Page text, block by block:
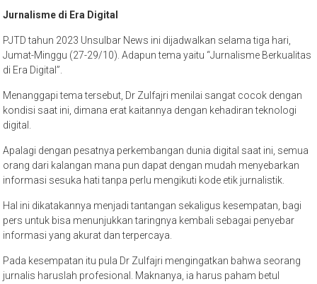
Jurnalisme di Era Digital
PJTD tahun 2023 Unsulbar News ini dijadwalkan selama tiga hari,
Jumat-Minggu (27-29/10). Adapun tema yaitu “Jurnalisme Berkualitas
di Era Digital”.
Menanggapi tema tersebut, Dr Zulfajri menilai sangat cocok dengan
kondisi saat ini, dimana erat kaitannya dengan kehadiran teknologi
digital.
Apalagi dengan pesatnya perkembangan dunia digital saat ini, semua
orang dari kalangan mana pun dapat dengan mudah menyebarkan
informasi sesuka hati tanpa perlu mengikuti kode etik jurnalistik.
Hal ini dikatakannya menjadi tantangan sekaligus kesempatan, bagi
pers untuk bisa menunjukkan taringnya kembali sebagai penyebar
informasi yang akurat dan terpercaya.
Pada kesempatan itu pula Dr Zulfajri mengingatkan bahwa seorang
jurnalis haruslah profesional. Maknanya, ia harus paham betul